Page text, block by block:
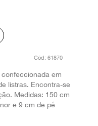
: 61870
em
listras. Encontra-se
Medidas: 150 cm
e 9 cm de pé